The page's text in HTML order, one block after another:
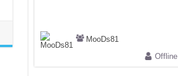
MooDs81
Offline